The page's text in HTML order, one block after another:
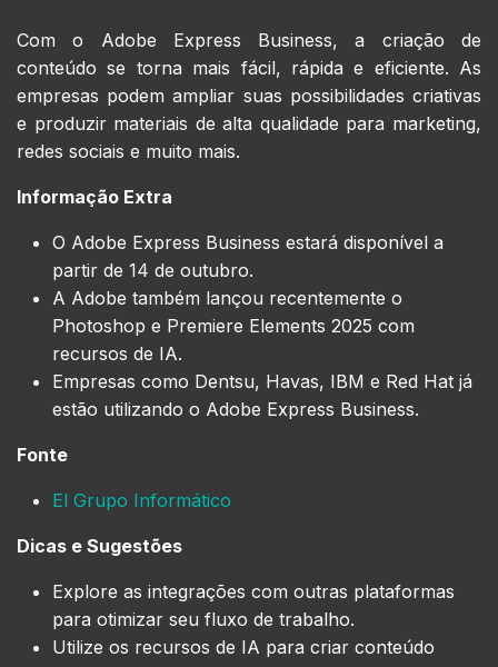
Com o Adobe Express Business, a criação de
conteúdo se torna mais fácil, rápida e eficiente. As
empresas podem ampliar suas possibilidades criativas
e produzir materiais de alta qualidade para marketing,
redes sociais e muito mais.
Informação Extra
O Adobe Express Business estará disponível a
partir de 14 de outubro.
A Adobe também lançou recentemente o
Photoshop e Premiere Elements 2025 com
recursos de IA.
Empresas como Dentsu, Havas, IBM e Red Hat já
estão utilizando o Adobe Express Business.
Fonte
El Grupo Informático
Dicas e Sugestões
Explore as integrações com outras plataformas
para otimizar seu fluxo de trabalho.
Utilize os recursos de IA para criar conteúdo